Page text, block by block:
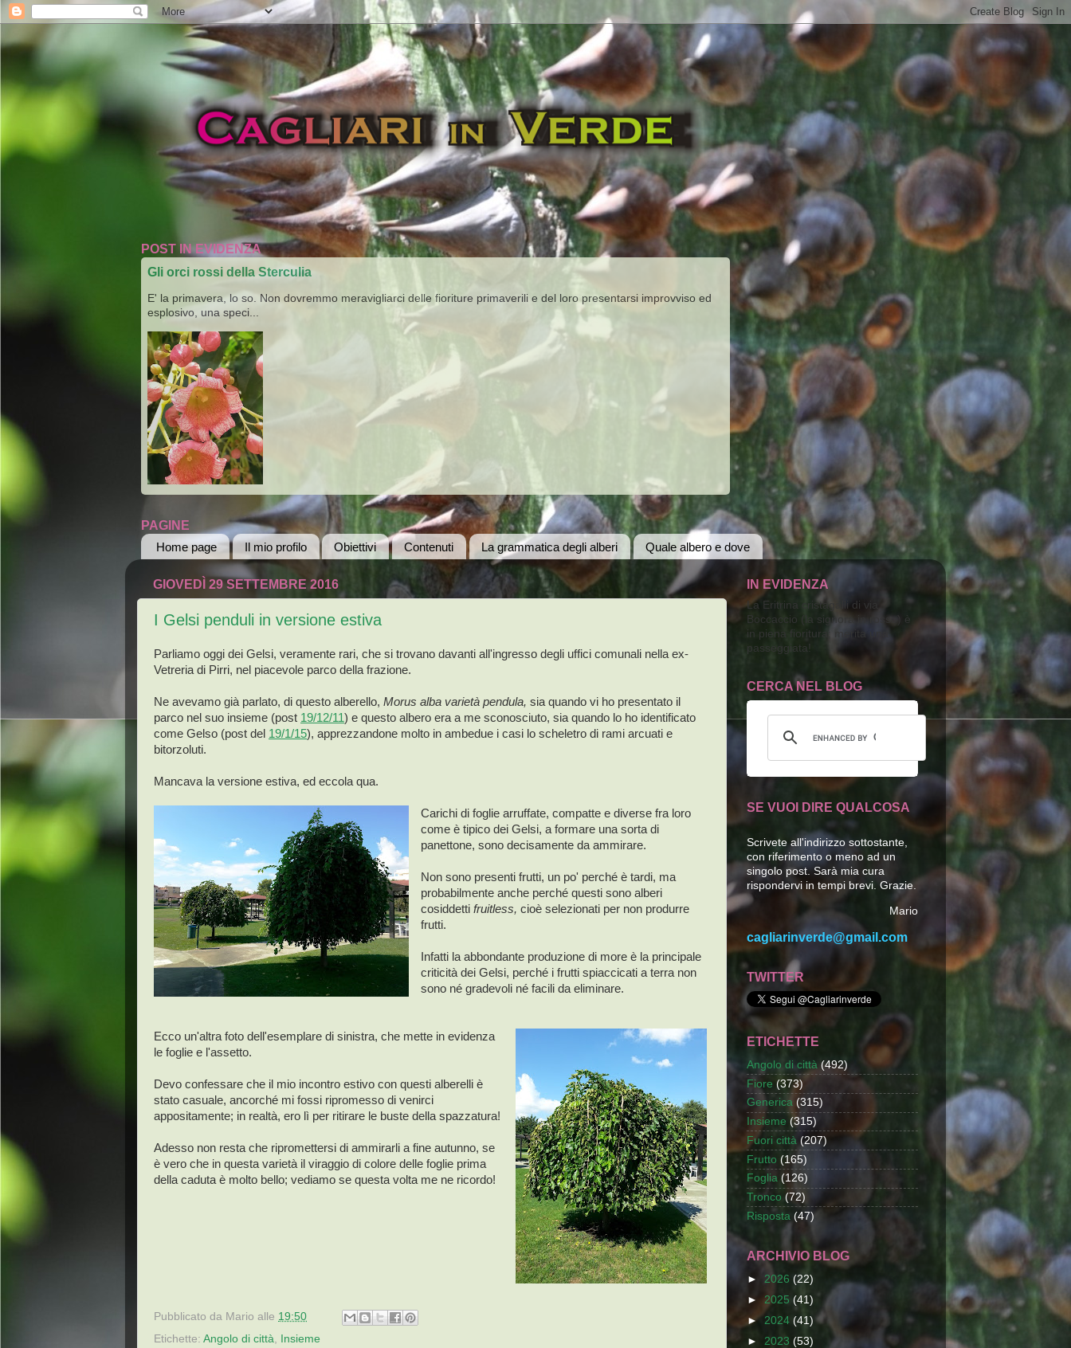
POST IN EVIDENZA
Gli orci rossi della Sterculia
E' la primavera, lo so. Non dovremmo meravigliarci delle fioriture primaverili e del loro presentarsi improvviso ed
esplosivo, una speci...
PAGINE
Home page
Il mio profilo Obiettivi Contenuti La grammatica degli alberi Quale albero e dove
GIOVEDÌ 29 SETTEMBRE 2016
I Gelsi penduli in versione estiva
Parliamo oggi dei Gelsi, veramente rari, che si trovano davanti all'ingresso degli uffici comunali nella ex-
Vetreria di Pirri, nel piacevole parco della frazione.
Ne avevamo già parlato, di questo alberello, Morus alba varietà pendula, sia quando vi ho presentato il
parco nel suo insieme (post 19/12/11) e questo albero era a me sconosciuto, sia quando lo ho identificato
come Gelso (post del 19/1/15), apprezzandone molto in ambedue i casi lo scheletro di rami arcuati e
bitorzoluti.
Mancava la versione estiva, ed eccola qua.
Carichi di foglie arruffate, compatte e diverse fra loro
come è tipico dei Gelsi, a formare una sorta di
panettone, sono decisamente da ammirare.
Non sono presenti frutti, un po' perché è tardi, ma
probabilmente anche perché questi sono alberi
cosiddetti fruitless, cioè selezionati per non produrre
frutti.
Infatti la abbondante produzione di more è la principale
criticità dei Gelsi, perché i frutti spiaccicati a terra non
sono né gradevoli né facili da eliminare.
Ecco un'altra foto dell'esemplare di sinistra, che mette in evidenza
le foglie e l'assetto.
Devo confessare che il mio incontro estivo con questi alberelli è
stato casuale, ancorché mi fossi ripromesso di venirci
appositamente; in realtà, ero lì per ritirare le buste della spazzatura!
Adesso non resta che ripromettersi di ammirarli a fine autunno, se
è vero che in questa varietà il viraggio di colore delle foglie prima
della caduta è molto bello; vediamo se questa volta me ne ricordo!
Pubblicato da Mario alle 19:50
Etichette: Angolo di città, Insieme
IN EVIDENZA
La Eritrina cristagalli di via
Boccaccio (la signora in rosso) è
in piena fioritura; merita una
passeggiata!
CERCA NEL BLOG
SE VUOI DIRE QUALCOSA
Scrivete all'indirizzo sottostante,
con riferimento o meno ad un
singolo post. Sarà mia cura
rispondervi in tempi brevi. Grazie.
Mario
cagliarinverde@gmail.com
TWITTER
ETICHETTE
Angolo di città (492)
Fiore (373)
Generica (315)
Insieme (315)
Fuori città (207)
Frutto (165)
Foglia (126)
Tronco (72)
Risposta (47)
ARCHIVIO BLOG
► 2026 (22)
►2025 (41)
► 2024 (41)
► 2023 (53)